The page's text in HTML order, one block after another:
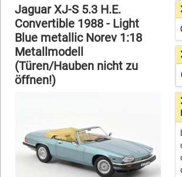
Jaguar XJ-S 5.3 H.E.
Convertible 1988 - Light
Blue metallic Norev 1:18
Metallmodell
(Türen/Hauben nicht zu
öffnen!)